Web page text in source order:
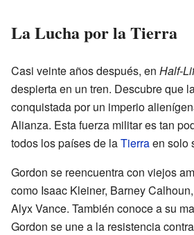
La Lucha por la Tierra
Casi veinte años después, en Half-
despierta en un tren. Descubre que
conquistada por un imperio
Alianza. Esta fuerza militar es tan
todos los países de laTierraen solo
Gordon se reencuentra con viejos
como Isaac Kleiner, Barney
Alyx Vance. También conoce a su
Gordon se une a la resistencia